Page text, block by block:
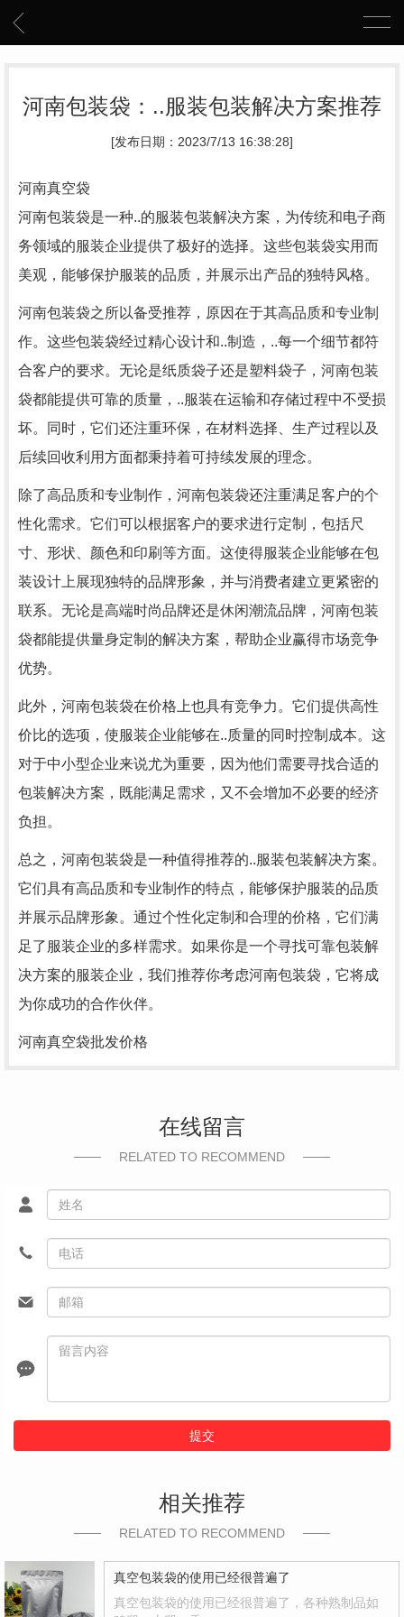
河南包装袋：..服装包装解决方案推荐
[发布日期：2023/7/13 16:38:28]
河南真空袋
河南包装袋是一种..的服装包装解决方案，为传统和电子商
务领域的服装企业提供了极好的选择。这些包装袋实用而
美观，能够保护服装的品质，并展示出产品的独特风格。
河南包装袋之所以备受推荐，原因在于其高品质和专业制
作。这些包装袋经过精心设计和..制造，..每一个细节都符
合客户的要求。无论是纸质袋子还是塑料袋子，河南包装
袋都能提供可靠的质量，..服装在运输和存储过程中不受损
坏。同时，它们还注重环保，在材料选择、生产过程以及
后续回收利用方面都秉持着可持续发展的理念。
除了高品质和专业制作，河南包装袋还注重满足客户的个
性化需求。它们可以根据客户的要求进行定制，包括尺
寸、形状、颜色和印刷等方面。这使得服装企业能够在包
装设计上展现独特的品牌形象，并与消费者建立更紧密的
联系。无论是高端时尚品牌还是休闲潮流品牌，河南包装
袋都能提供量身定制的解决方案，帮助企业赢得市场竞争
优势。
此外，河南包装袋在价格上也具有竞争力。它们提供高性
价比的选项，使服装企业能够在..质量的同时控制成本。这
对于中小型企业来说尤为重要，因为他们需要寻找合适的
包装解决方案，既能满足需求，又不会增加不必要的经济
负担。
总之，河南包装袋是一种值得推荐的..服装包装解决方案。
它们具有高品质和专业制作的特点，能够保护服装的品质
并展示品牌形象。通过个性化定制和合理的价格，它们满
足了服装企业的多样需求。如果你是一个寻找可靠包装解
决方案的服装企业，我们推荐你考虑河南包装袋，它将成
为你成功的合作伙伴。
河南真空袋批发价格
在线留言
RELATED TO RECOMMEND
提交
相关推荐
RELATED TO RECOMMEND
真空包装袋的使用已经很普遍了
真空包装袋的使用已经很普遍了，各种熟制品如